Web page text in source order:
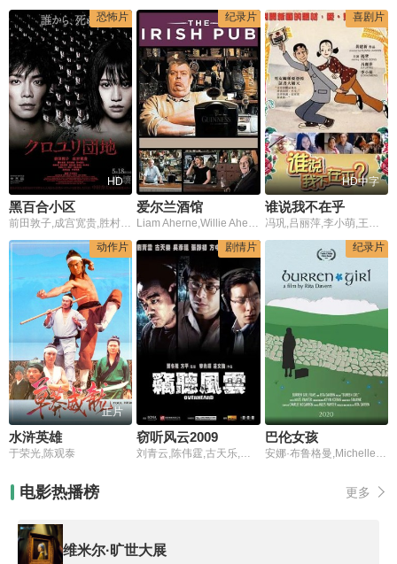
恐怖片
HD
黑百合小区
前田敦子,成宫宽贵,胜村政信,西田尚美,田中奏生
纪录片
爱尔兰酒馆
Liam Aherne,Willie Aherne,Bobby Blackwell,Ray Blackwell,Tom Breen
喜剧片
HD中字
谁说我不在乎
冯巩,吕丽萍,李小萌,王志文,冯小刚
动作片
正片
水浒英雄
于荣光,陈观泰
剧情片
窃听风云2009
刘青云,陈伟霆,古天乐,吴彦祖,张静初
纪录片
巴伦女孩
安娜·布鲁格曼,Michelle Comber,Richard Davern
电影热播榜 更多
维米尔·旷世大展